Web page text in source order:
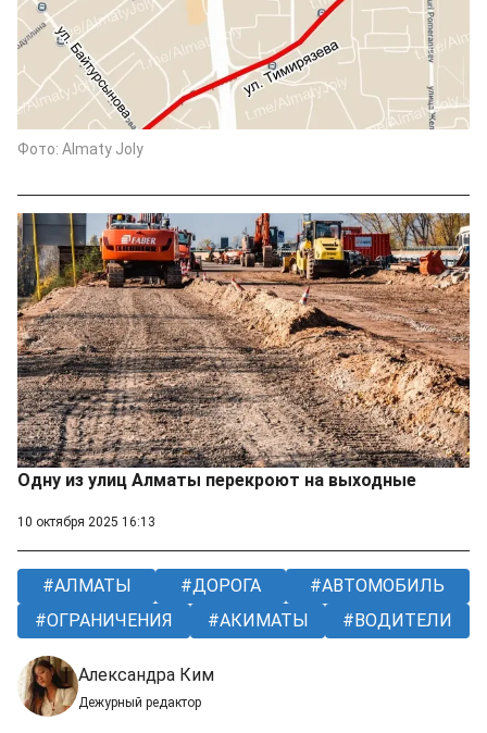
Фото: Almaty Joly
Одну из улиц Алматы перекроют на выходные
10 октября 2025 16:13
АЛМАТЫ ДОРОГА
АВТОМОБИЛЬ
ОГРАНИЧЕНИЯ
АКИМАТЫ ВОДИТЕЛИ
Александра Ким
Дежурный редактор